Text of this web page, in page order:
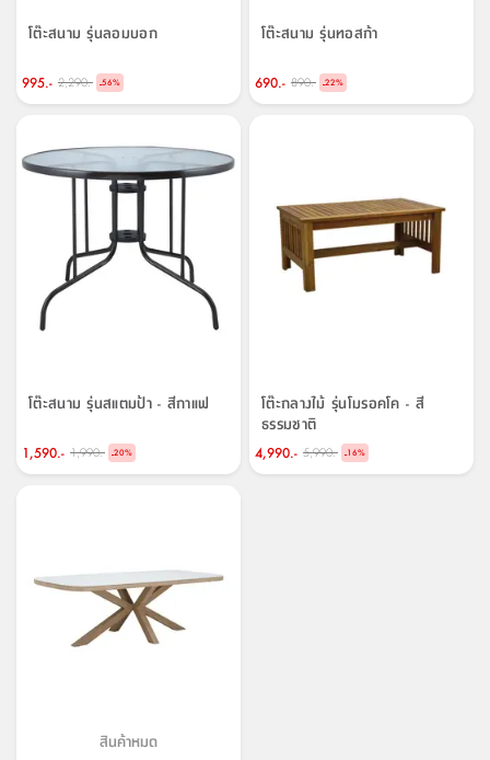
โต๊ะสนาม รุ่นลอมบอก
995.- 2,290.- -56%
โต๊ะสนาม รุ่นทอสก้า
690.- 890.- -22%
โต๊ะสนาม รุ่นสแตมป้า - สีกาแฟ
1,590.- 1,990.- -20%
โต๊ะกลางไม้ รุ่นโมรอคโค - สี
ธรรมชาติ
4,990.- 5,990.- -16%
สินค้าหมด